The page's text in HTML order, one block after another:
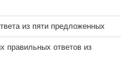
из пяти предложенных
правильных ответов из